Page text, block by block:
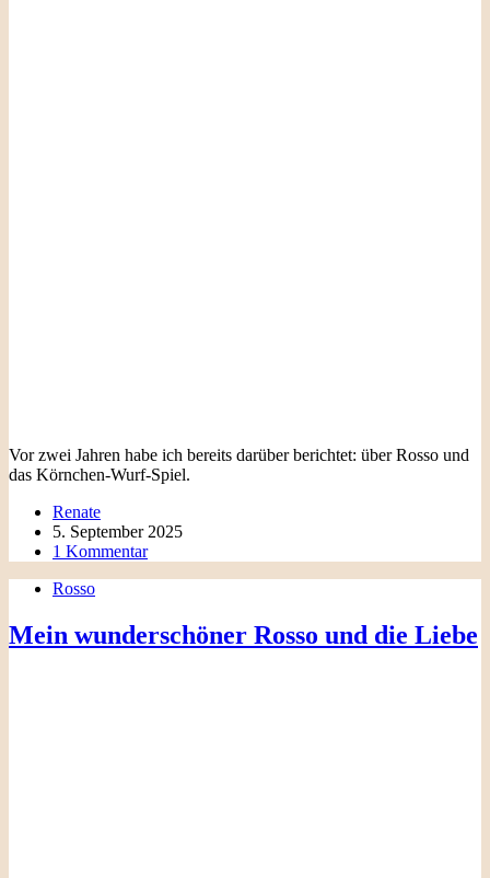
Vor zwei Jahren habe ich bereits darüber berichtet: über Rosso und
das Körnchen-Wurf-Spiel.
Renate
5. September 2025
1 Kommentar
Rosso
Mein wunderschöner Rosso und die Liebe